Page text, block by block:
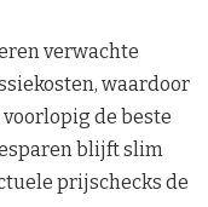
verwachte
waardoor
de beste
blijft slim
prijschecks de